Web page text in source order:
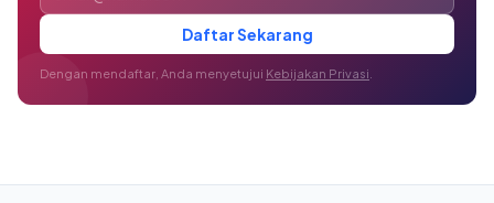
Daftar Sekarang
Dengan mendaftar, Anda menyetujui Kebijakan Privasi